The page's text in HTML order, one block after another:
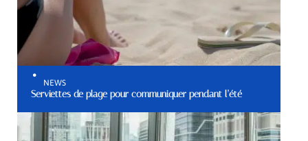
NEWS
Serviettes de plage pour communiquer pendant l’été